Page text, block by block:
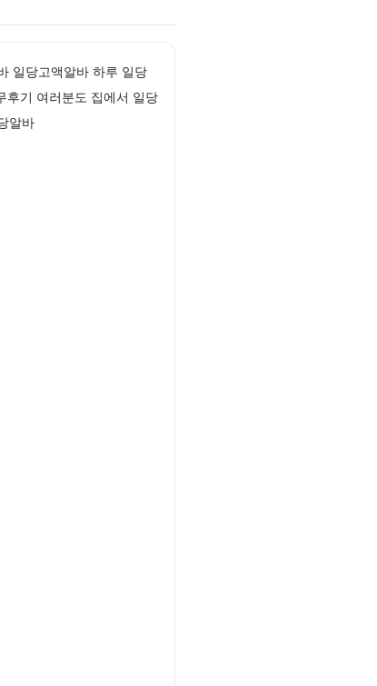
일당고액알바 하루 일당
후기 여러분도 집에서 일당
알바